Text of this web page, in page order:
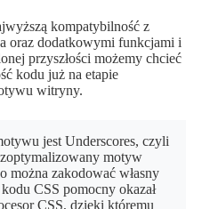
kompatybilność z
oraz dodatkowymi funkcjami i
przyszłości możemy chcieć
kodu już na etapie
witryny.
jest Underscores, czyli
motyw
można zakodować własny
CSS pomocny okazał
CSS, dzięki któremu